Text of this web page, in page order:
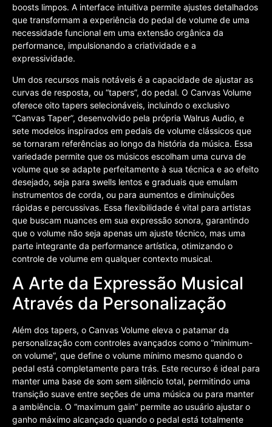
boosts limpos. A interface intuitiva permite ajustes detalhados
que transformam a experiência do pedal de volume de uma
necessidade funcional em uma extensão orgânica da
performance, impulsionando a criatividade e a
expressividade.
Um dos recursos mais notáveis é a capacidade de ajustar as
curvas de resposta, ou “tapers”, do pedal. O Canvas Volume
oferece oito tapers selecionáveis, incluindo o exclusivo
“Canvas Taper”, desenvolvido pela própria Walrus Audio, e
sete modelos inspirados em pedais de volume clássicos que
se tornaram referências ao longo da história da música. Essa
variedade permite que os músicos escolham uma curva de
volume que se adapte perfeitamente à sua técnica e ao efeito
desejado, seja para swells lentos e graduais que emulam
instrumentos de corda, ou para aumentos e diminuições
rápidas e percussivas. Essa flexibilidade é vital para artistas
que buscam nuances em sua expressão sonora, garantindo
que o volume não seja apenas um ajuste técnico, mas uma
parte integrante da performance artística, otimizando o
controle de volume em qualquer contexto musical.
A Arte da Expressão Musical
Através da Personalização
Além dos tapers, o Canvas Volume eleva o patamar da
personalização com controles avançados como o “minimum-
on volume”, que define o volume mínimo mesmo quando o
pedal está completamente para trás. Este recurso é ideal para
manter uma base de som sem silêncio total, permitindo uma
transição suave entre seções de uma música ou para manter
a ambiência. O “maximum gain” permite ao usuário ajustar o
ganho máximo alcançado quando o pedal está totalmente